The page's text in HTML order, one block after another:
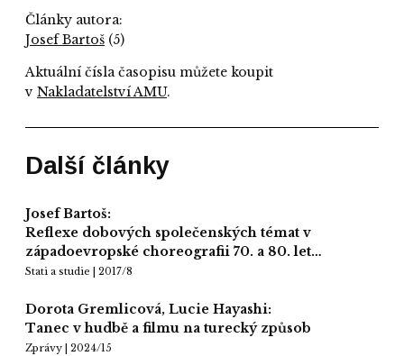
Články autora:
Josef Bartoš (5)
Aktuální čísla časopisu můžete koupit
v Nakladatelství AMU.
Další články
Josef Bartoš:
Reflexe dobových společenských témat v
západoevropské choreografii 70. a 80. let…
Stati a studie | 2017/8
Dorota Gremlicová, Lucie Hayashi:
Tanec v hudbě a filmu na turecký způsob
Zprávy | 2024/15